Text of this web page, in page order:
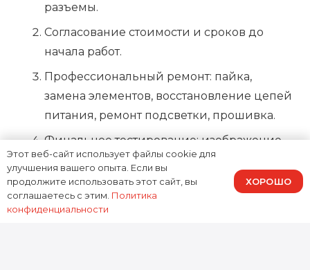
разъемы.
Согласование стоимости и сроков до
начала работ.
Профессиональный ремонт: пайка,
замена элементов, восстановление цепей
питания, ремонт подсветки, прошивка.
Финальное тестирование: изображение,
звук, порты, Smart‑функции, стабильность
под нагрузкой.
Ремонт телевизора Hisense
Этот веб-сайт использует файлы cookie для
улучшения вашего опыта. Если вы
продолжите использовать этот сайт, вы
соглашаетесь с этим. Политика
конфиденциальности
ХОРОШО